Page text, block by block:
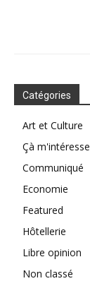
Catégories
Art et Culture
Çà m'intéresse
Communiqué
Economie
Featured
Hôtellerie
Libre opinion
Non classé